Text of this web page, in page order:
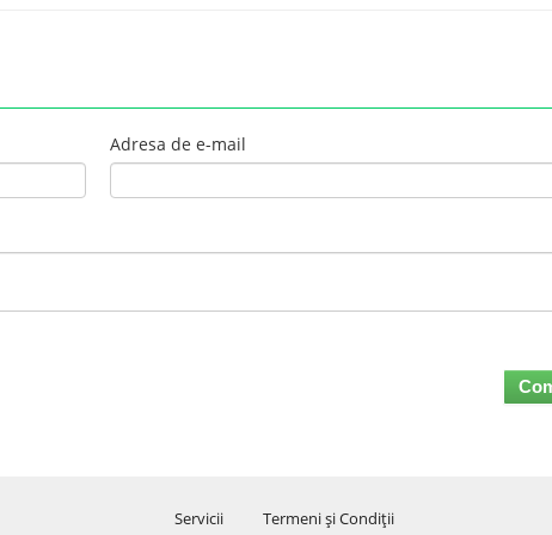
Adresa de e-mail
Servicii Termeni şi Condiţii